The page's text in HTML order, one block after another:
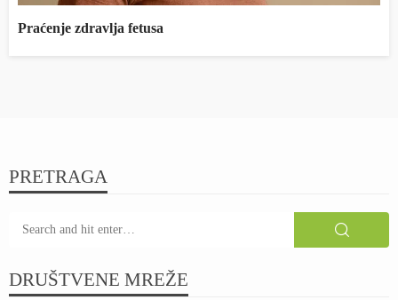
Praćenje zdravlja fetusa
PRETRAGA
DRUŠTVENE MREŽE